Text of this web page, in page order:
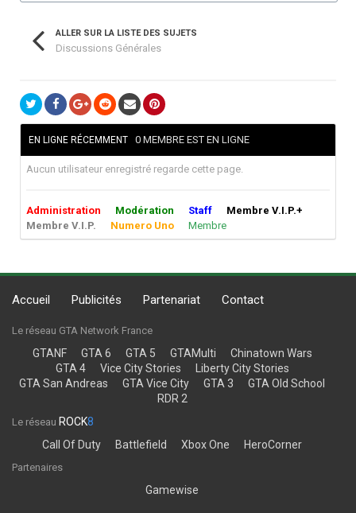
ALLER SUR LA LISTE DES SUJETS
Discussions Générales
EN LIGNE RÉCEMMENT 0 MEMBRE EST EN LIGNE
Aucun utilisateur enregistré regarde cette page.
Administration Modération Staff
Membre V.I.P.+
Membre V.I.P.
Numero Uno Membre
Accueil Publicités Partenariat Contact
Le réseau GTA Network France
GTANF GTA 6 GTA 5 GTAMulti
Chinatown Wars
GTA 4
Vice City Stories
Liberty City Stories
GTA San Andreas
GTA Vice City GTA 3
GTA Old School
RDR 2
Le réseau ROCK8
Call Of Duty
Battlefield Xbox One HeroCorner
Partenaires
Gamewise